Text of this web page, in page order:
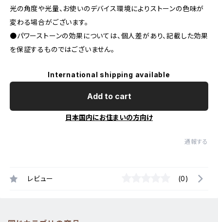
光の角度や光量、お使いのデバイス環境によりストーンの色味が
変わる場合がございます。
●パワーストーンの効果については、個人差があり、記載した効果
を保証するものではございません。
International shipping available
Add to cart
日本国内にお住まいの方向け
通報する
レビュー (0)